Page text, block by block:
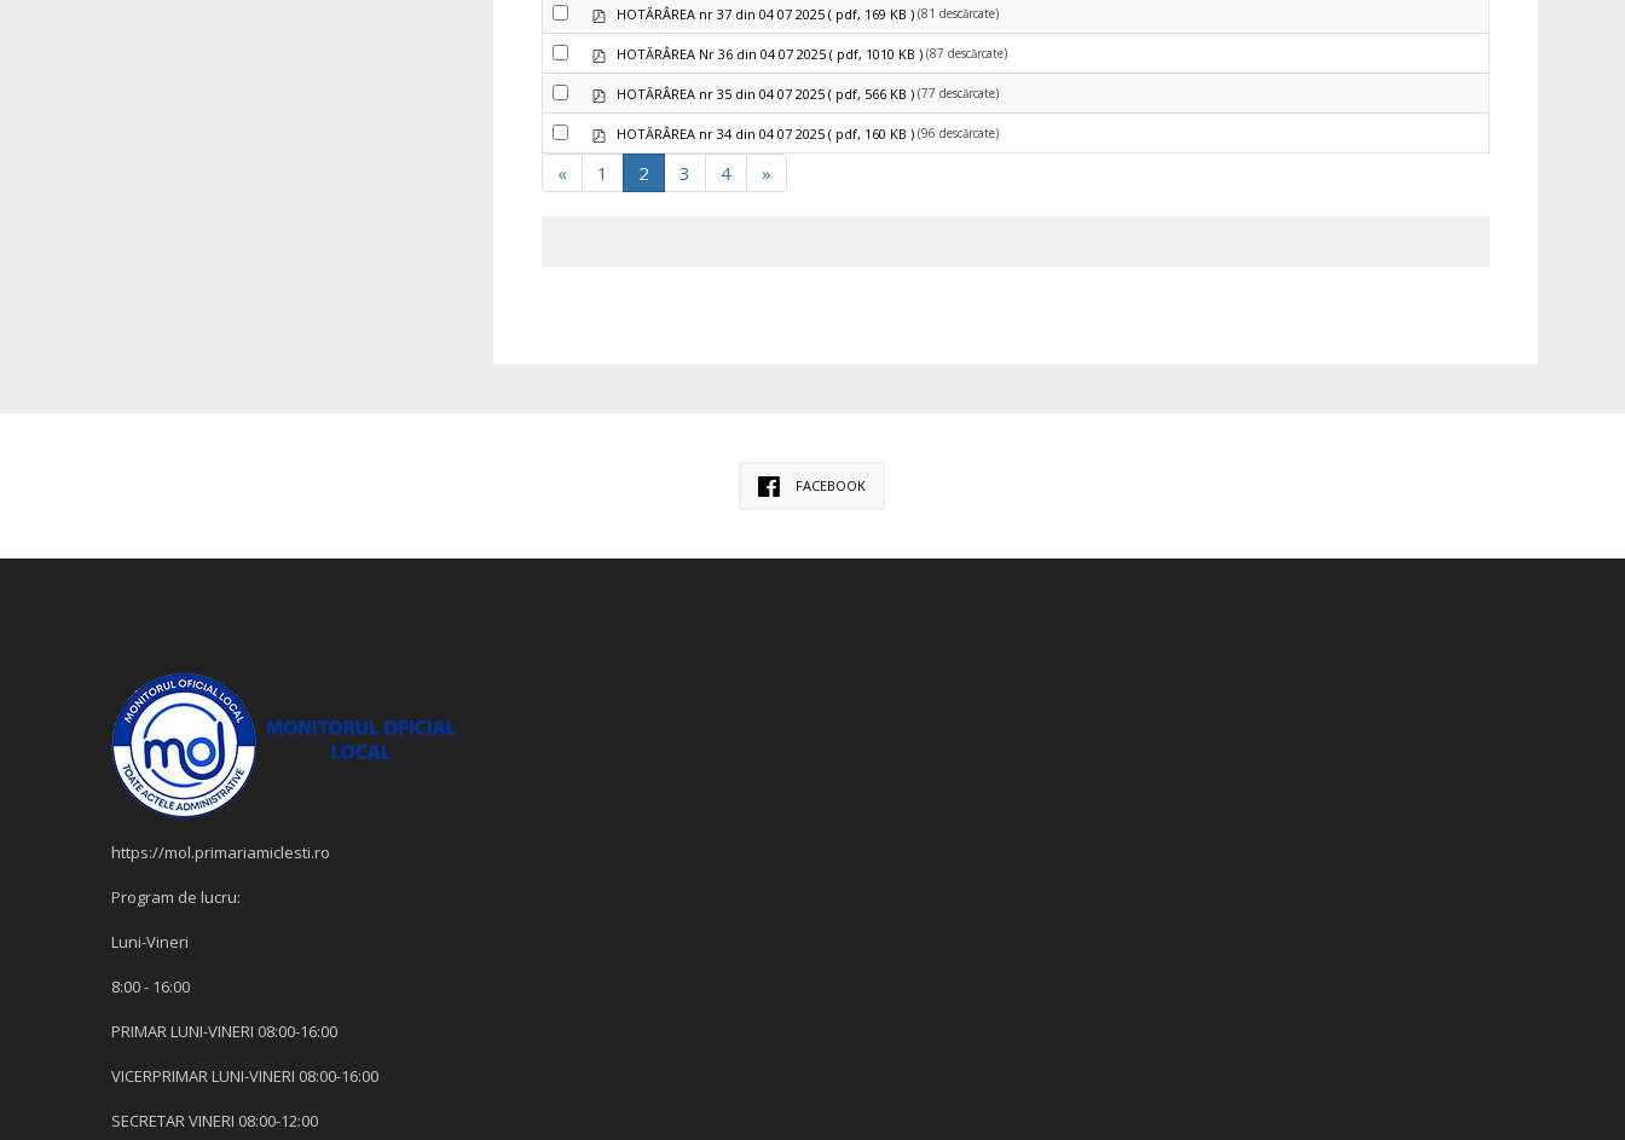
pdfHOTĂRÂREA nr 37 din 04 07 2025 ( pdf, 169 KB ) (81 descărcate)
pdfHOTĂRÂREA Nr 36 din 04 07 2025 ( pdf, 1010 KB ) (87 descărcate)
pdfHOTĂRÂREA nr 35 din 04 07 2025 ( pdf, 566 KB ) (77 descărcate)
pdfHOTĂRÂREA nr 34 din 04 07 2025 ( pdf, 160 KB ) (96 descărcate)
« 1 2 3 4 »
FACEBOOK
https://mol.primariamiclesti.ro
Program de lucru:
Luni-Vineri
8:00 - 16:00
PRIMAR LUNI-VINERI 08:00-16:00
VICERPRIMAR LUNI-VINERI 08:00-16:00
SECRETAR VINERI 08:00-12:00